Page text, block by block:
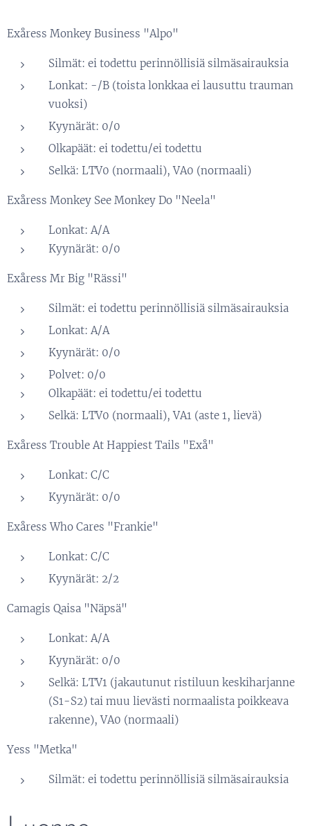
Exåress Monkey Business "Alpo"
Silmät: ei todettu perinnöllisiä silmäsairauksia
Lonkat: -/B (toista lonkkaa ei lausuttu trauman
vuoksi)
Kyynärät: 0/0
Olkapäät: ei todettu/ei todettu
Selkä: LTV0 (normaali), VA0 (normaali)
Exåress Monkey See Monkey Do "Neela"
Lonkat: A/A
Kyynärät: 0/0
Exåress Mr Big "Rässi"
Silmät: ei todettu perinnöllisiä silmäsairauksia
Lonkat: A/A
Kyynärät: 0/0
Polvet: 0/0
Olkapäät: ei todettu/ei todettu
Selkä: LTV0 (normaali), VA1 (aste 1, lievä)
Exåress Trouble At Happiest Tails "Exå"
Lonkat: C/C
Kyynärät: 0/0
Exåress Who Cares "Frankie"
Lonkat: C/C
Kyynärät: 2/2
Camagis Qaisa "Näpsä"
Lonkat: A/A
Kyynärät: 0/0
Selkä: LTV1 (jakautunut ristiluun keskiharjanne
(S1-S2) tai muu lievästi normaalista poikkeava
rakenne), VA0 (normaali)
Yess "Metka"
Silmät: ei todettu perinnöllisiä silmäsairauksia